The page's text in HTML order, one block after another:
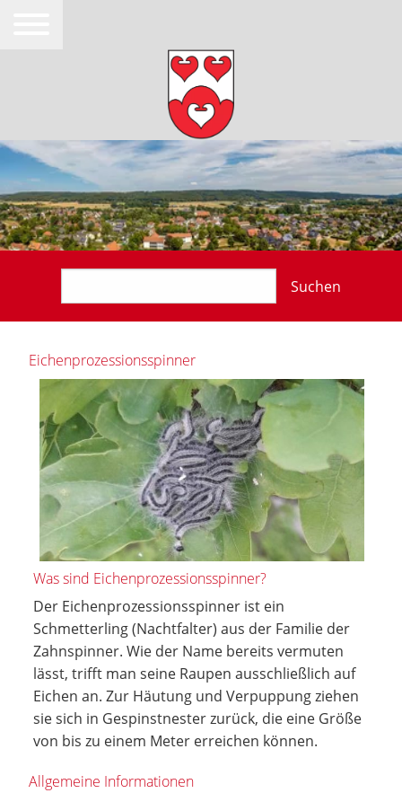
Suchen
Eichenprozessionsspinner
Was sind Eichenprozessionsspinner?
Der Eichenprozessionsspinner ist ein
Schmetterling (Nachtfalter) aus der Familie der
Zahnspinner. Wie der Name bereits vermuten
lässt, trifft man seine Raupen ausschließlich auf
Eichen an. Zur Häutung und Verpuppung ziehen
sie sich in Gespinstnester zurück, die eine Größe
von bis zu einem Meter erreichen können.
Allgemeine Informationen